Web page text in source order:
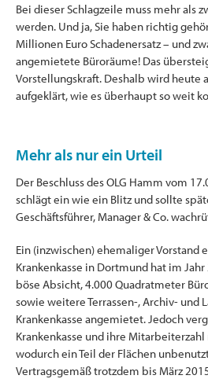
Bei dieser Schlagzeile muss mehr als
werden. Und ja, Sie haben richtig
Millionen Euro Schadenersatz – und
angemietete Büroräume! Das
Vorstellungskraft. Deshalb wird heute
aufgeklärt, wie es überhaupt so weit
Mehr als nur ein Urteil
Der Beschluss des OLG Hamm vom
schlägt ein wie ein Blitz und sollte
Geschäftsführer, Manager & Co.
Ein (inzwischen) ehemaliger Vorstand
Krankenkasse in Dortmund hat im
böse Absicht, 4.000 Quadratmeter
sowie weitere Terrassen-, Archiv- und
Krankenkasse angemietet. Jedoch
Krankenkasse und ihre
wodurch ein Teil der Flächen
Vertragsgemäß trotzdem bis März